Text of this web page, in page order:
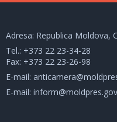
Adresa: Republica Moldova,
Tel.: +373 22 23-34-28
Fax: +373 22 23-26-98
E-mail:
E-mail: